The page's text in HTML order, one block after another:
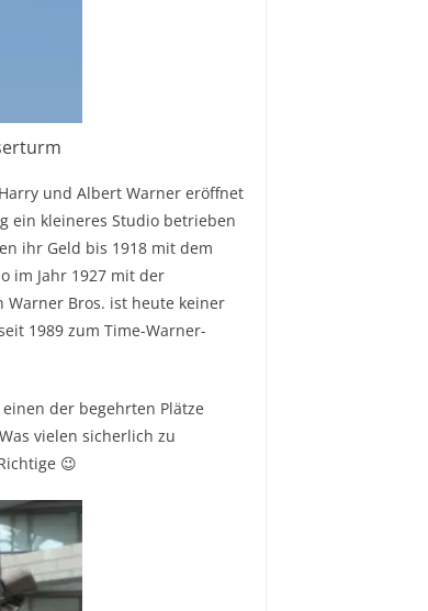
und Albert Warner eröffnet
ein kleineres Studio betrieben
ihr Geld bis 1918 mit dem
im Jahr 1927 mit der
Warner Bros. ist heute keiner
1989 zum Time-Warner-
der begehrten Plätze
vielen sicherlich zu
😉